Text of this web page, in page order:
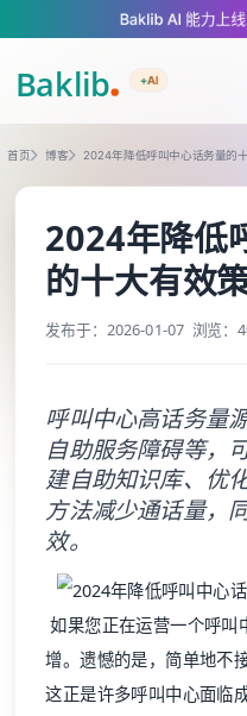
A Markdown version of this
Baklib AI 能力上线
+AI
首页 博客 2024年降低呼叫中心话务量的
2024年降低
的十大有效
发布于：2026-01-07 浏览：
呼叫中心高话务量
自助服务障碍等，
建自助知识库、优
方法减少通话量，
效。
如果您正在运营一个呼叫
增。遗憾的是，简单地不
这正是许多呼叫中心面临